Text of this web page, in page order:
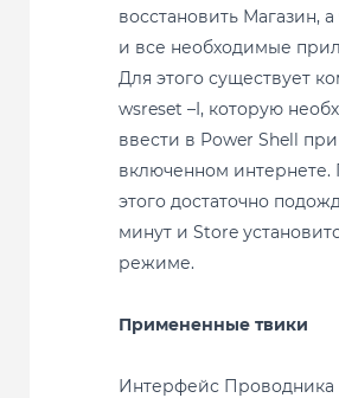
восстановить Магазин,
и все необходимые
Для этого существует
wsreset –I, которую
ввести в Power Shell при
включенном интернете.
этого достаточно
минут и Store
режиме.
Примененные твики
Интерфейс Проводника